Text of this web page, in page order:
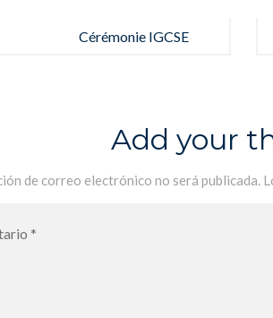
Cérémonie IGCSE
Add your
de correo electrónico no será publicada.